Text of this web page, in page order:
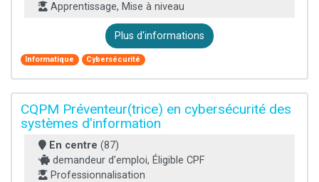
Apprentissage, Mise à niveau
Plus d'informations
Informatique Cybersécurité
CQPM Préventeur(trice) en cybersécurité des
systèmes d'information
En centre (87)
demandeur d’emploi, Éligible CPF
Professionnalisation